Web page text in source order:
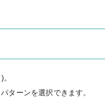
ターンを選択できます。